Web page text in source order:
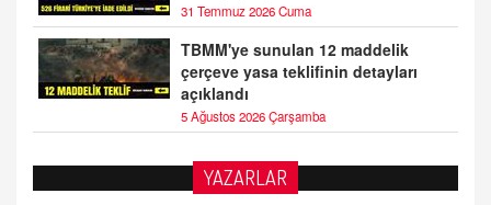
31 Temmuz 2026 Cuma
TBMM'ye sunulan 12 maddelik
çerçeve yasa teklifinin detayları
açıklandı
5 Ağustos 2026 Çarşamba
YAZARLAR